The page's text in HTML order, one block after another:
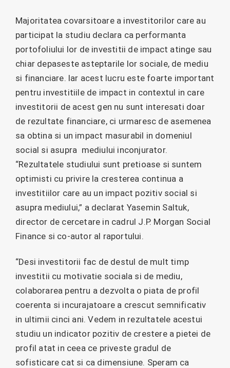
Majoritatea covarsitoare a investitorilor care au
participat la studiu declara ca performanta
portofoliului lor de investitii de impact atinge sau
chiar depaseste asteptarile lor sociale, de mediu
si financiare. Iar acest lucru este foarte important
pentru investitiile de impact in contextul in care
investitorii de acest gen nu sunt interesati doar
de rezultate financiare, ci urmaresc de asemenea
sa obtina si un impact masurabil in domeniul
social si asupra mediului inconjurator.
“Rezultatele studiului sunt pretioase si suntem
optimisti cu privire la cresterea continua a
investitiilor care au un impact pozitiv social si
asupra mediului,” a declarat Yasemin Saltuk,
director de cercetare in cadrul J.P. Morgan Social
Finance si co-autor al raportului.
“Desi investitorii fac de destul de mult timp
investitii cu motivatie sociala si de mediu,
colaborarea pentru a dezvolta o piata de profil
coerenta si incurajatoare a crescut semnificativ
in ultimii cinci ani. Vedem in rezultatele acestui
studiu un indicator pozitiv de crestere a pietei de
profil atat in ceea ce priveste gradul de
sofisticare cat si ca dimensiune. Speram ca